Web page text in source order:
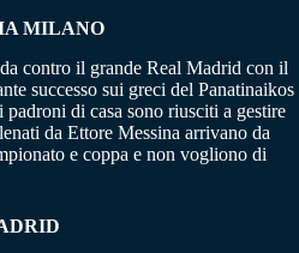
MILANO
contro il grande Real Madrid con il
successo sui greci del Panatinaikos
di casa sono riusciti a gestire
da Ettore Messina arrivano da
e coppa e non vogliono di